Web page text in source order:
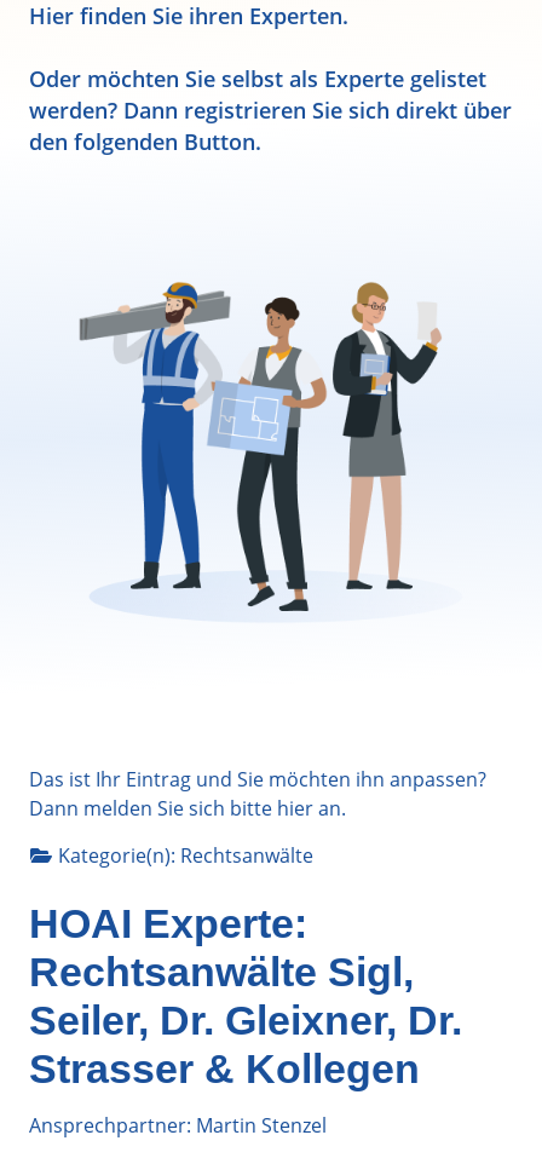
Hier finden Sie ihren Experten.
Oder möchten Sie selbst als Experte gelistet
werden? Dann registrieren Sie sich direkt über
den folgenden Button.
Das ist Ihr Eintrag und Sie möchten ihn anpassen?
Dann melden Sie sich bitte hieran.
Kategorie(n): Rechtsanwälte
HOAI Experte:
Rechtsanwälte Sigl,
Seiler, Dr. Gleixner, Dr.
Strasser & Kollegen
Ansprechpartner: Martin Stenzel